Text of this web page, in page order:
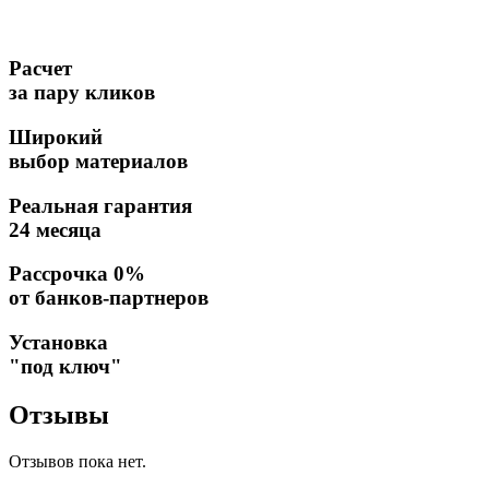
Расчет
за пару кликов
Широкий
выбор материалов
Реальная гарантия
24 месяца
Рассрочка 0%
от банков-партнеров
Установка
"под ключ"
Отзывы
Отзывов пока нет.